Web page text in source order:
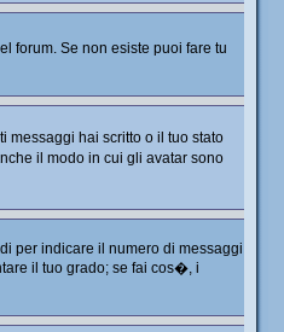
forum. Se non esiste puoi fare tu
hai scritto o il tuo stato
il modo in cui gli avatar sono
per indicare il numero di messaggi
il tuo grado; se fai cos�, i